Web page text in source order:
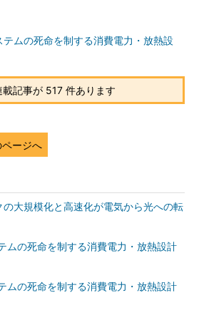
テムの死命を制する消費電力・放熱設
載記事が 517 件あります
ージへ
の大規模化と高速化が電気から光への転
ムの死命を制する消費電力・放熱設計
ムの死命を制する消費電力・放熱設計